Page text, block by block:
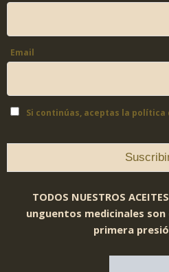
Email
Si continúas, aceptas la política
TODOS NUESTROS
unguentos medicinales son
primera